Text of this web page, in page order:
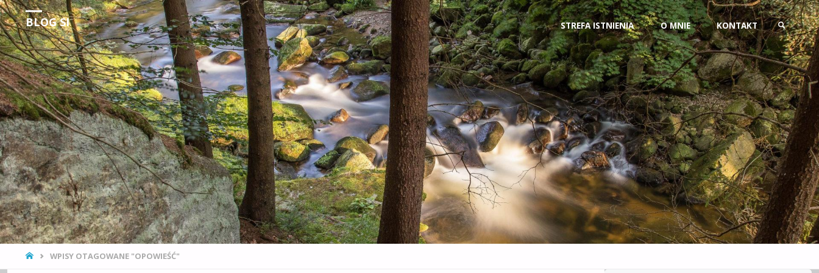
BLOG SI
Obserwacje Rzeczywistości
Przejdź
do
treści
STREFA ISTNIENIA O MNIE KONTAKT
SZUKAJ
STRONA
WPISY OTAGOWANE "OPOWIEŚĆ"